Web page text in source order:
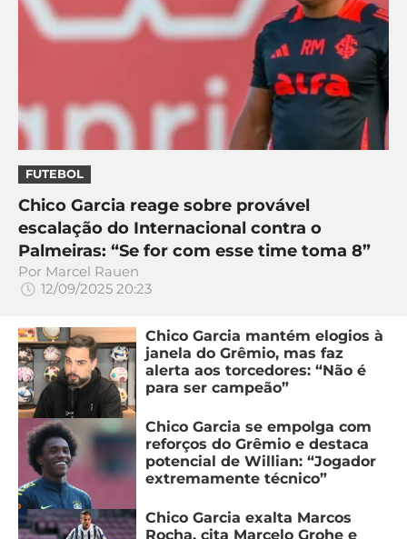
FUTEBOL
Chico Garcia reage sobre provável
escalação do Internacional contra o
Palmeiras: “Se for com esse time toma 8”
Por Marcel Rauen
12/09/2025 20:23
Chico Garcia mantém elogios à
janela do Grêmio, mas faz
alerta aos torcedores: “Não é
para ser campeão”
Chico Garcia se empolga com
reforços do Grêmio e destaca
potencial de Willian: “Jogador
extremamente técnico”
Chico Garcia exalta Marcos
Rocha, cita Marcelo Grohe e